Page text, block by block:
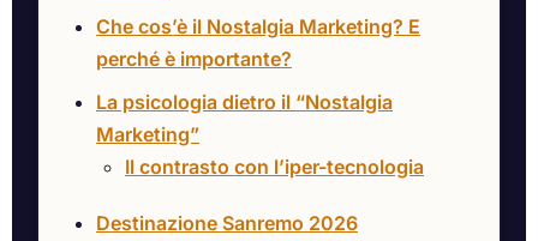
Che cos’è il Nostalgia Marketing? E
perché è importante?
La psicologia dietro il “Nostalgia
Marketing”
Il contrasto con l’iper-tecnologia
Destinazione Sanremo 2026